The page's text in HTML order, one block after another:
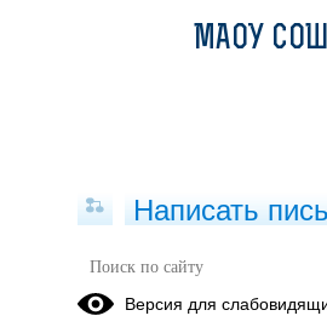
Публикации за
МАОУ
Написать
Версия для